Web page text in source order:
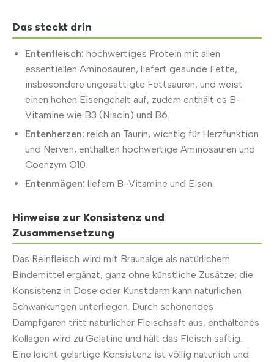
Das steckt drin
Entenfleisch: hochwertiges Protein mit allen
essentiellen Aminosäuren, liefert gesunde Fette,
insbesondere ungesättigte Fettsäuren, und weist
einen hohen Eisengehalt auf, zudem enthält es B-
Vitamine wie B3 (Niacin) und B6.
Entenherzen: reich an Taurin, wichtig für Herzfunktion
und Nerven, enthalten hochwertige Aminosäuren und
Coenzym Q10.
Entenmägen: liefern B-Vitamine und Eisen.
Hinweise zur Konsistenz und
Zusammensetzung
Das Reinfleisch wird mit Braunalge als natürlichem
Bindemittel ergänzt, ganz ohne künstliche Zusätze; die
Konsistenz in Dose oder Kunstdarm kann natürlichen
Schwankungen unterliegen. Durch schonendes
Dampfgaren tritt natürlicher Fleischsaft aus, enthaltenes
Kollagen wird zu Gelatine und hält das Fleisch saftig.
Eine leicht gelartige Konsistenz ist völlig natürlich und